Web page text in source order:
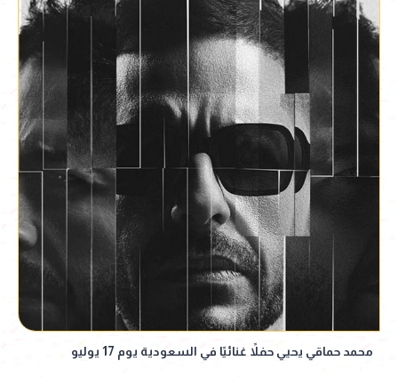
محمد حماقي يحيي حفلاً غنائيًا في السعودية يوم 17 يوليو